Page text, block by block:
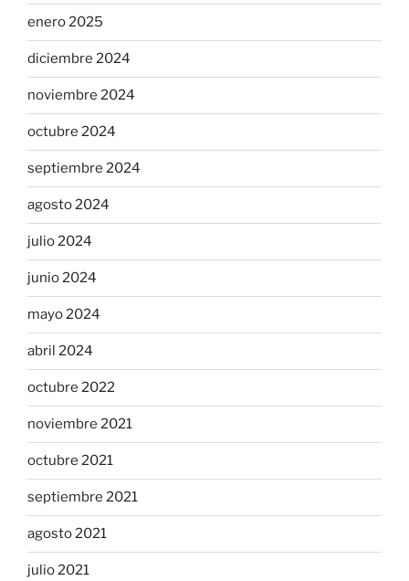
enero 2025
diciembre 2024
noviembre 2024
octubre 2024
septiembre 2024
agosto 2024
julio 2024
junio 2024
mayo 2024
abril 2024
octubre 2022
noviembre 2021
octubre 2021
septiembre 2021
agosto 2021
julio 2021